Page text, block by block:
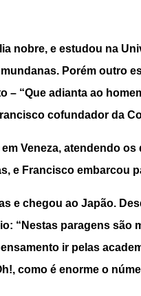
nobre, e estudou na
Porém outro
“Que adianta ao
cofundador da
Veneza, atendendo
e Francisco embarcou
e chegou ao Japão.
“Nestas paragens
ir pelas
como é enorme o